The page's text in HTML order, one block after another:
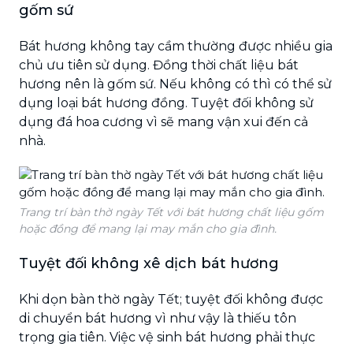
gốm sứ
Bát hương không tay cầm thường được nhiều gia
chủ ưu tiên sử dụng. Đồng thời chất liệu bát
hương nên là gốm sứ. Nếu không có thì có thể sử
dụng loại bát hương đồng. Tuyệt đối không sử
dụng đá hoa cương vì sẽ mang vận xui đến cả
nhà.
Trang trí bàn thờ ngày Tết với bát hương chất liệu gốm
hoặc đồng để mang lại may mắn cho gia đình.
Tuyệt đối không xê dịch bát hương
Khi dọn bàn thờ ngày Tết; tuyệt đối không được
di chuyển bát hương vì như vậy là thiếu tôn
trọng gia tiên. Việc vệ sinh bát hương phải thực